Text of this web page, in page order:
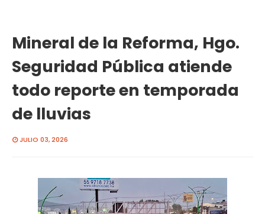
Mineral de la Reforma, Hgo.
Seguridad Pública atiende
todo reporte en temporada
de lluvias
JULIO 03, 2026